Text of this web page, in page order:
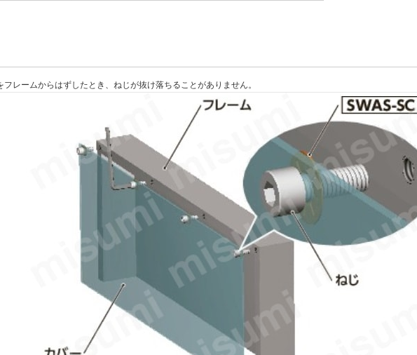
レームからはずしたとき、ねじが抜け落ちることがありません。